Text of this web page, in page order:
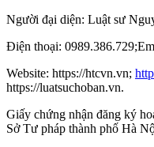
Người đại diện: Luật sư
Điện thoại:
Website: https://htcvn.vn;
https://luatsuchoban.vn.
Giấy chứng nhận đăng ký
Sở Tư pháp thành phố Hà